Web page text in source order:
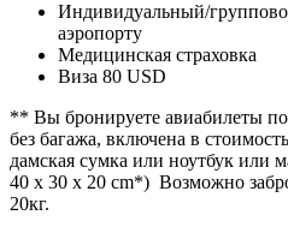
Индивидуальный/
аэропорту
Медицинская страховка
Виза 80 USD
** Вы бронируете
без багажа, включена в
дамская сумка или ноутбук или
40 x 30 x 20 cm*) Возможно
20кг.